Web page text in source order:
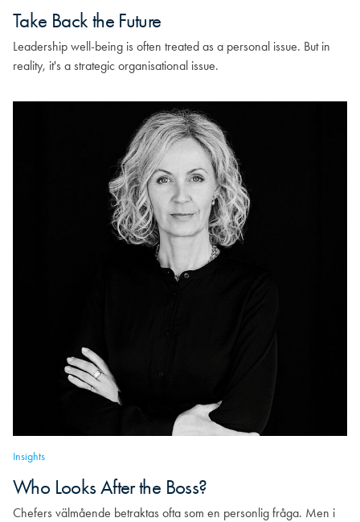
Take Back the Future
Leadership well-being is often treated as a personal issue. But in
reality, it's a strategic organisational issue.
Insights
Who Looks After the Boss?
Chefers välmående betraktas ofta som en personlig fråga. Men i